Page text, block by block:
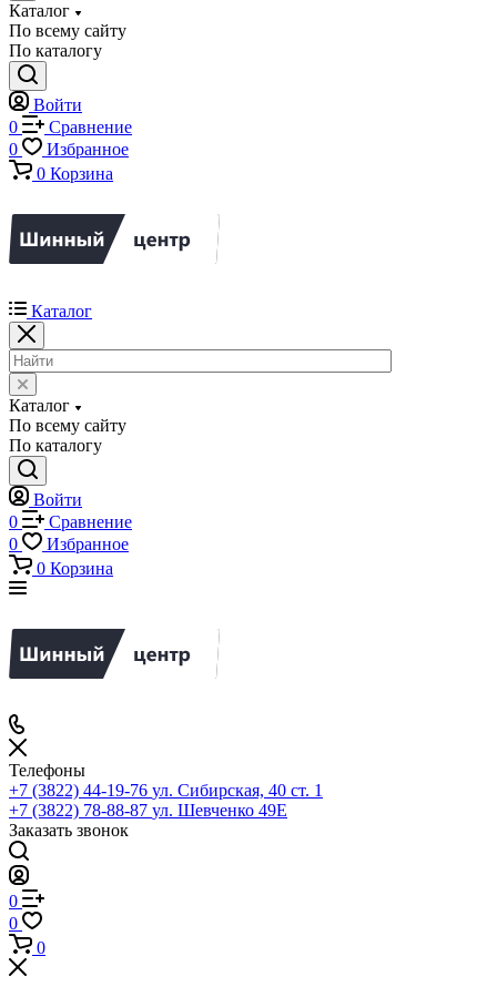
Каталог
По всему сайту
По каталогу
Войти
0
Сравнение
0
Избранное
0 Корзина
Каталог
Каталог
По всему сайту
По каталогу
Войти
0
Сравнение
0
Избранное
0 Корзина
Телефоны
+7 (3822) 44-19-76 ул. Сибирская, 40 ст. 1
+7 (3822) 78-88-87 ул. Шевченко 49Е
Заказать звонок
0
0
0